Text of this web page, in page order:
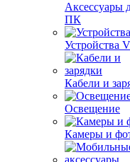
Аксессуары
ПК
Устройства
Кабели и
Освещение
Камеры и